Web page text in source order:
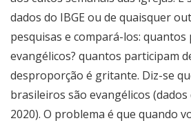
dados do IBGE ou de quaisquer
pesquisas e compará-los:
evangélicos? quantos participam
desproporção é gritante. Diz-se
brasileiros são evangélicos (dados
2020). O problema é que quando